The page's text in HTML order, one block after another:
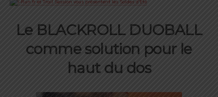
Le BLACKROLL DUOBALL
comme solution pour le
haut du dos